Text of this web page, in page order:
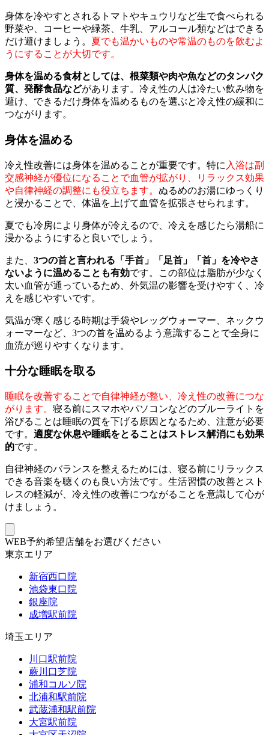
身体を冷やすとされるトマトやキュウリなど生で食べられる
野菜や、コーヒーや緑茶、牛乳、アルコール類などはできる
だけ避けましょう。 夏でも温かいものや常温のものを飲むよ
うにすることが大切です。
身体を温める食材としては、根菜類や肉や魚などのタンパク
質、発酵食品などがあります。冷え性の人は冷たい飲み物を
避け、できるだけ身体を温めるものを選ぶと冷え性の緩和に
つながります。
身体を温める
冷え性改善には身体を温めることが重要です。特に 入浴は副
交感神経が優位になることで血管が拡がり、リラックス効果
や自律神経の調整にも役立ちます。 ぬるめのお湯にゆっくり
と浸かることで、体温を上げて血管を拡張させられます。
夏でも冷房により身体が冷えるので、冷えを感じたら湯船に
浸かるようにすると良いでしょう。
また、 3つの首と言われる「手首」「足首」「首」を冷やさ
ないように温めることも有効です。この部位は脂肪が少なく
太い血管が通っているため、外気温の影響を受けやすく、冷
えを感じやすいです。
気温が寒く感じる時期は手袋やレッグウォーマー、ネックウ
ォーマーなど、3つの首を温めるよう意識することで全身に
血流が巡りやすくなります。
十分な睡眠を取る
睡眠を改善することで自律神経が整い、冷え性の改善につな
がります。 寝る前にスマホやパソコンなどのブルーライトを
浴びることは睡眠の質を下げる原因となるため、注意が必要
です。 適度な休息や睡眠をとることはストレス解消にも効果
的です。
自律神経のバランスを整えるためには、寝る前にリラックス
できる音楽を聴くのも良い方法です。生活習慣の改善とスト
レスの軽減が、冷え性の改善につながることを意識して心が
けましょう。
WEB予約希望店舗をお選びください
東京エリア
新宿西口院
池袋東口院
銀座院
成増駅前院
埼玉エリア
川口駅前院
蕨川口芝院
浦和コルソ院
北浦和駅前院
武蔵浦和駅前院
大宮駅前院